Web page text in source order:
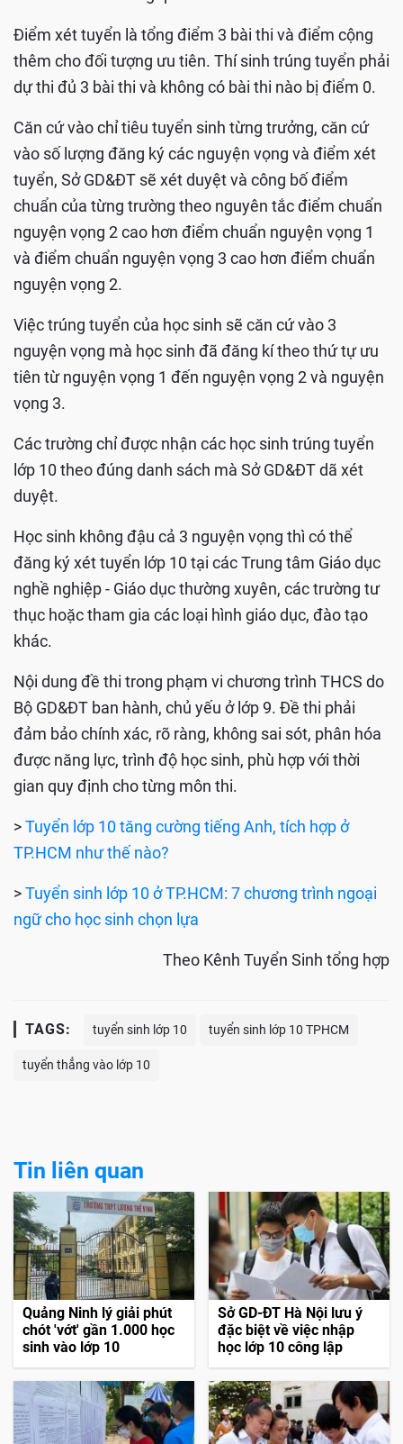
Điểm xét tuyển là tổng điểm 3 bài thi và điểm cộng
thêm cho đối tượng ưu tiên. Thí sinh trúng tuyển phải
dự thi đủ 3 bài thi và không có bài thi nào bị điểm 0.
Căn cứ vào chỉ tiêu tuyển sinh từng trưởng, căn cứ
vào số lượng đăng ký các nguyện vọng và điểm xét
tuyển, Sở GD&ĐT sẽ xét duyệt và công bố điểm
chuẩn của từng trường theo nguyên tắc điểm chuẩn
nguyện vọng 2 cao hơn điểm chuẩn nguyện vọng 1
và điểm chuẩn nguyện vọng 3 cao hơn điểm chuẩn
nguyện vọng 2.
Việc trúng tuyển của học sinh sẽ căn cứ vào 3
nguyện vọng mà học sinh đã đăng kí theo thứ tự ưu
tiên từ nguyện vọng 1 đến nguyện vọng 2 và nguyện
vọng 3.
Các trường chỉ được nhận các học sinh trúng tuyển
lớp 10 theo đúng danh sách mà Sở GD&ĐT dã xét
duyệt.
Học sinh không đậu cả 3 nguyện vọng thì có thể
đăng ký xét tuyển lớp 10 tại các Trung tâm Giáo dục
nghề nghiệp - Giáo dục thường xuyên, các trường tư
thục hoặc tham gia các loại hình giáo dục, đào tạo
khác.
Nội dung đề thi trong phạm vi chương trình THCS do
Bộ GD&ĐT ban hành, chủ yếu ở lớp 9. Đề thi phải
đảm bảo chính xác, rõ ràng, không sai sót, phân hóa
được năng lực, trình độ học sinh, phù hợp với thời
gian quy định cho từng môn thi.
>Tuyển lớp 10 tăng cường tiếng Anh, tích hợp ở
TP.HCM như thế nào?
>Tuyển sinh lớp 10 ở TP.HCM: 7 chương trình ngoại
ngữ cho học sinh chọn lựa
Theo Kênh Tuyển Sinh tổng hợp
TAGS: tuyển sinh lớp 10 tuyển sinh lớp 10 TPHCM
tuyển thẳng vào lớp 10
Tin liên quan
Quảng Ninh lý giải phút
chót 'vớt' gần 1.000 học
sinh vào lớp 10
Sở GD-ĐT Hà Nội lưu ý
đặc biệt về việc nhập
học lớp 10 công lập